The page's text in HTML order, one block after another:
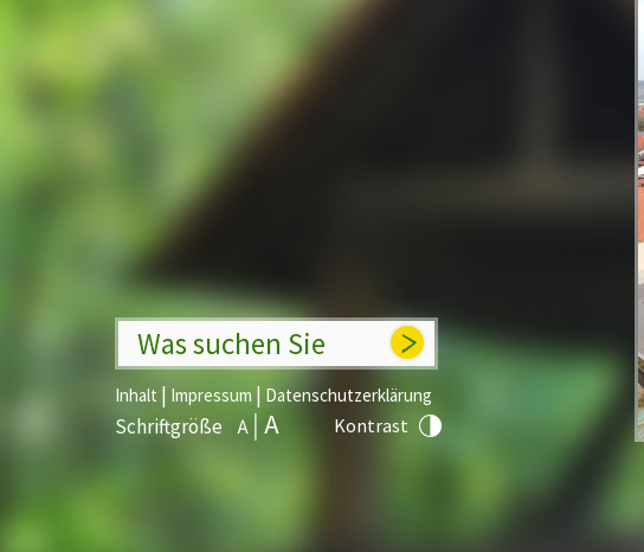
Was suchen Sie
Inhalt | Impressum | Datenschutzerklärung
Schriftgröße Kontrast